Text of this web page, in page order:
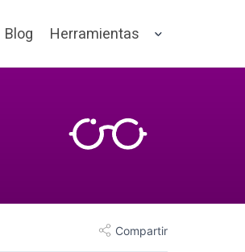
Blog Herramientas
Compartir